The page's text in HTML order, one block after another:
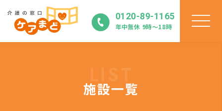
0120-89-1165
年中無休 9時〜18時
施設一覧